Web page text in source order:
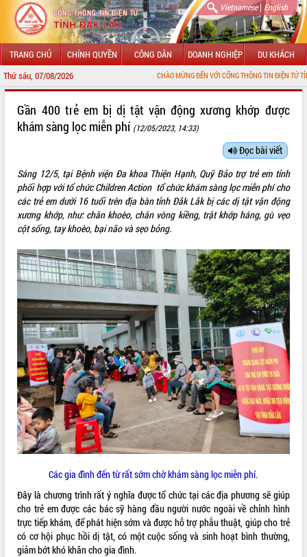
Vietnamese| English
TRANG CHỦ CHÍNH QUYỀN CÔNG DÂN DOANH NGHIỆP DU KHÁCH
Thứ sáu, 07/08/2026 CHÀO MỪNG ĐẾN VỚI CỔNG THÔNG TIN ĐIỆN TỬ TỈNH ĐẮK LẮK
LÃNH ĐẠO UBND TỈNH
SỞ, BAN, NGÀNH
UBND CÁC XÃ, PHƯỜNG
HỆ THỐNG VĂN BẢN
VĂN BẢN HĐND TỈNH
ĐIỂM TIN VĂN BẢN
QUY HOẠCH - KẾ HOẠCH
Gần 400 trẻ em bị dị tật vận động xương khớp được
khám sàng lọc miễn phí (12/05/2023, 14:33)
Đọc bài viết
Sáng 12/5, tại Bệnh viện Đa khoa Thiện Hạnh, Quỹ Bảo trợ trẻ em tỉnh
phối hợp với tổ chức Children Action tổ chức khám sàng lọc miễn phí cho
các trẻ em dưới 16 tuổi trên địa bàn tỉnh Đắk Lắk bị các dị tật vận động
xương khớp, như: chân khoèo, chân vòng kiềng, trật khớp háng, gù vẹo
cột sống, tay khoèo, bại não và sẹo bỏng.
Các gia đình đến từ rất sớm chờ khám sàng lọc miễn phí.
Đây là chương trình rất ý nghĩa được tổ chức tại các địa phương sẽ giúp
cho trẻ em được các bác sỹ hàng đầu người nước ngoài về chỉnh hình
trực tiếp khám, để phát hiện sớm và được hỗ trợ phẫu thuật, giúp cho trẻ
có cơ hội phục hồi dị tật, có một cuộc sống và sinh hoạt bình thường,
giảm bớt khó khăn cho gia đình.